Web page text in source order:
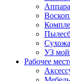
УЗ
Рабочее